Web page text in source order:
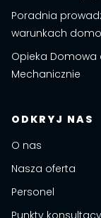
Poradnia
warunkach
Opieka Domowa
Mechanicznie
ODKRYJ NAS
O nas
Nasza oferta
Personel
Punkty